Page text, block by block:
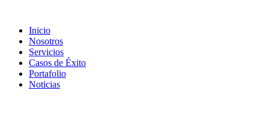
Inicio
Nosotros
Servicios
Casos de Éxito
Portafolio
Noticias